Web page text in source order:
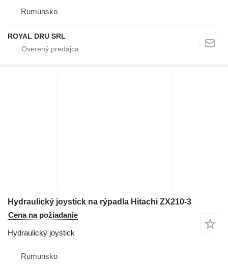
Rumunsko
ROYAL DRU SRL
Hydraulický joystick na rýpadla Hitachi ZX210-3
Cena na požiadanie
Hydraulický joystick
Rumunsko